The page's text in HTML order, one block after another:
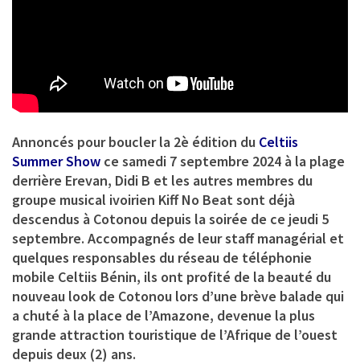
Annoncés pour boucler la 2è édition du Celtiis
Summer Show ce samedi 7 septembre 2024 à la plage
derrière Erevan, Didi B et les autres membres du
groupe musical ivoirien Kiff No Beat sont déjà
descendus à Cotonou depuis la soirée de ce jeudi 5
septembre. Accompagnés de leur staff managérial et
quelques responsables du réseau de téléphonie
mobile Celtiis Bénin, ils ont profité de la beauté du
nouveau look de Cotonou lors d’une brève balade qui
a chuté à la place de l’Amazone, devenue la plus
grande attraction touristique de l’Afrique de l’ouest
depuis deux (2) ans.